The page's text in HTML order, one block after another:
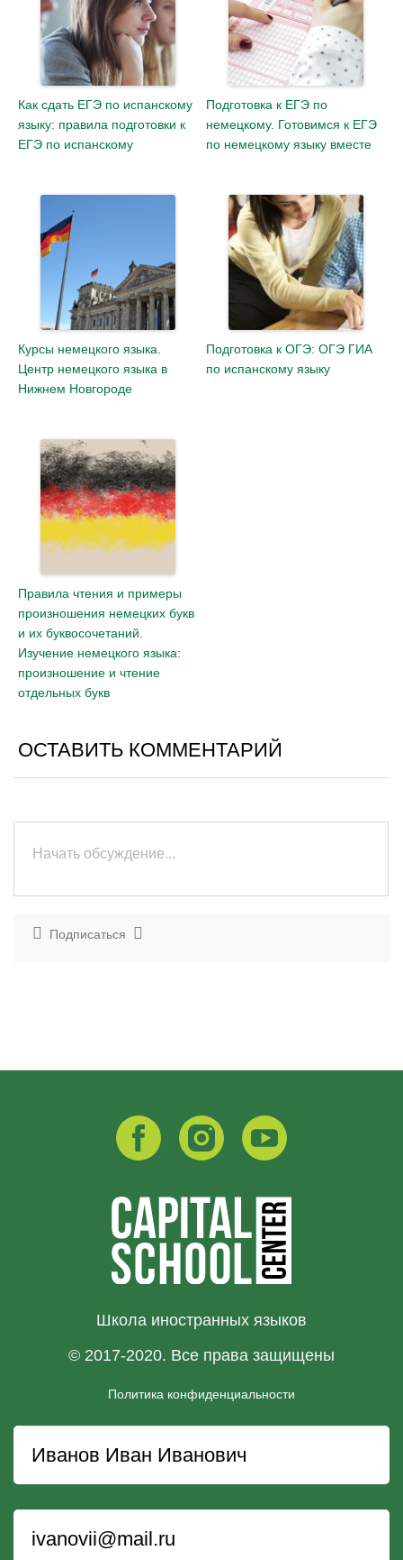
Как сдать ЕГЭ по испанскому
языку: правила подготовки к
ЕГЭ по испанскому
Подготовка к ЕГЭ по
немецкому. Готовимся к ЕГЭ
по немецкому языку вместе
Курсы немецкого языка.
Центр немецкого языка в
Нижнем Новгороде
Подготовка к ОГЭ: ОГЭ ГИА
по испанскому языку
Правила чтения и примеры
произношения немецких букв
и их буквосочетаний.
Изучение немецкого языка:
произношение и чтение
отдельных букв
ОСТАВИТЬ КОММЕНТАРИЙ
Подписаться
Школа иностранных языков
© 2017-2020. Все права защищены
Политика конфиденциальности